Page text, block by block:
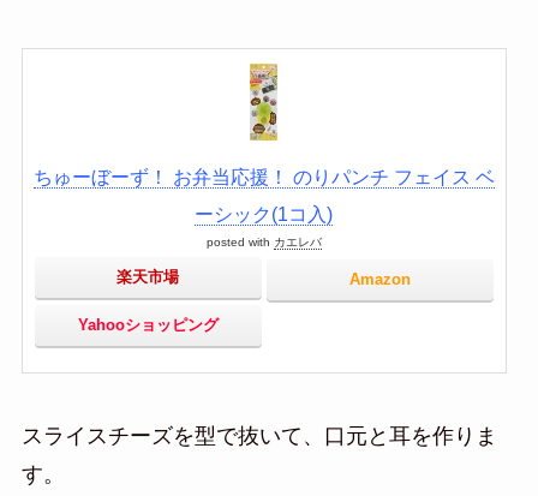
ちゅーぼーず！ お弁当応援！ のりパンチ フェイス ベ
ーシック(1コ入)
posted with カエレバ
楽天市場 Amazon
Yahooショッピング
スライスチーズを型で抜いて、口元と耳を作りま
す。